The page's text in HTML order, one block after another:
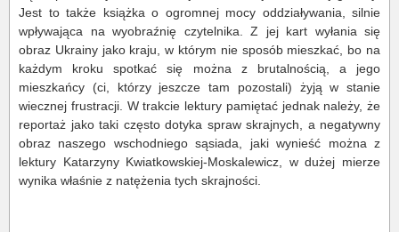
Jest to także książka o ogromnej mocy oddziaływania, silnie
wpływająca na wyobraźnię czytelnika. Z jej kart wyłania się
obraz Ukrainy jako kraju, w którym nie sposób mieszkać, bo na
każdym kroku spotkać się można z brutalnością, a jego
mieszkańcy (ci, którzy jeszcze tam pozostali) żyją w stanie
wiecznej frustracji. W trakcie lektury pamiętać jednak należy, że
reportaż jako taki często dotyka spraw skrajnych, a negatywny
obraz naszego wschodniego sąsiada, jaki wynieść można z
lektury Katarzyny Kwiatkowskiej-Moskalewicz, w dużej mierze
wynika właśnie z natężenia tych skrajności.